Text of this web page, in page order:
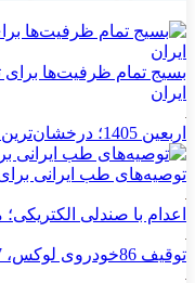
ایران
اربعین 1405؛ درخشان‌ترین و امن‌ترین دوره در تاریخ تردد زائران
توصیه‌های طب ایرانی
اعدام با صندلی
توقیف 86خودروی لوکس، 187 قطعه زمین و 86 آپارتمان تراستی‌ها